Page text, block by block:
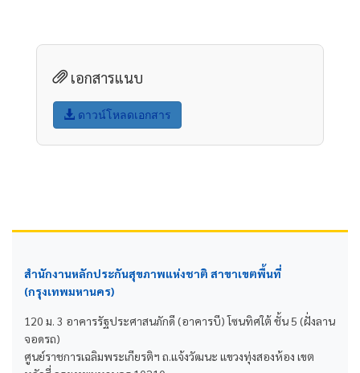
เอกสารแนบ
ดาวน์โหลดเอกสาร
สำนักงานหลักประกันสุขภาพแห่งชาติ สาขาเขตพื้นที่
(กรุงเทพมหานคร)
120 ม. 3 อาคารรัฐประศาสนภักดี (อาคารบี) โซนทิศใต้ ชั้น 5 (ฝั่งลาน
จอดรถ)
ศูนย์ราชการเฉลิมพระเกียรติฯ ถ.แจ้งวัฒนะ แขวงทุ่งสองห้อง เขต